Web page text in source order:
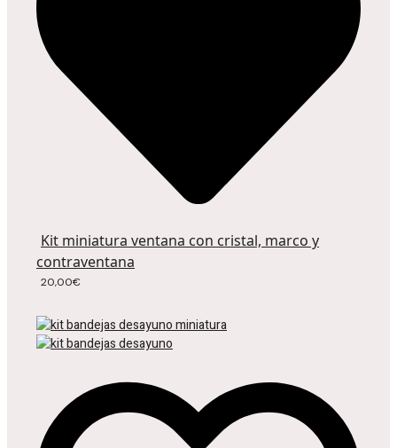
Kit miniatura ventana con cristal, marco y
contraventana
20,00€